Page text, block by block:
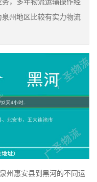
州地区比较有实力物流
州惠安县到黑河的不同运